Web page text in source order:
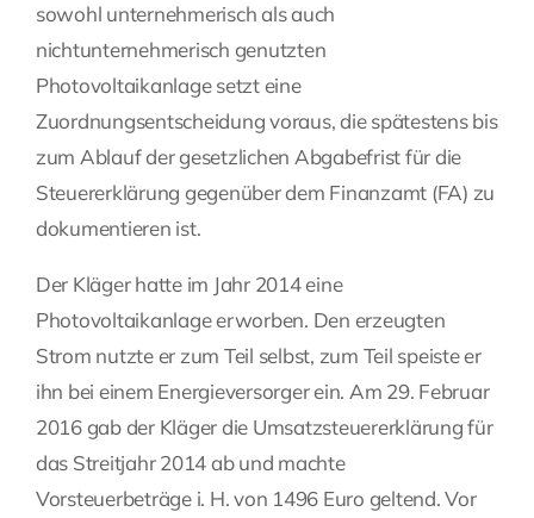
Kontakt
sowohl unternehmerisch als auch
nichtunternehmerisch genutzten
Photovoltaikanlage setzt eine
Zuordnungsentscheidung voraus, die spätestens bis
zum Ablauf der gesetzlichen Abgabefrist für die
Steuererklärung gegenüber dem Finanzamt (FA) zu
dokumentieren ist.
Der Kläger hatte im Jahr 2014 eine
Photovoltaikanlage erworben. Den erzeugten
Strom nutzte er zum Teil selbst, zum Teil speiste er
ihn bei einem Energieversorger ein. Am 29. Februar
2016 gab der Kläger die Umsatzsteuererklärung für
das Streitjahr 2014 ab und machte
Vorsteuerbeträge i. H. von 1496 Euro geltend. Vor